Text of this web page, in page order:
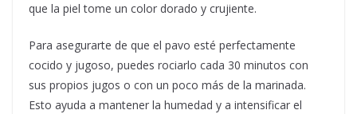
que la piel tome un color dorado y crujiente.
Para asegurarte de que el pavo esté perfectamente
cocido y jugoso, puedes rociarlo cada 30 minutos con
sus propios jugos o con un poco más de la marinada.
Esto ayuda a mantener la humedad y a intensificar el